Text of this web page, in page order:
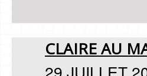
CLAIRE AU